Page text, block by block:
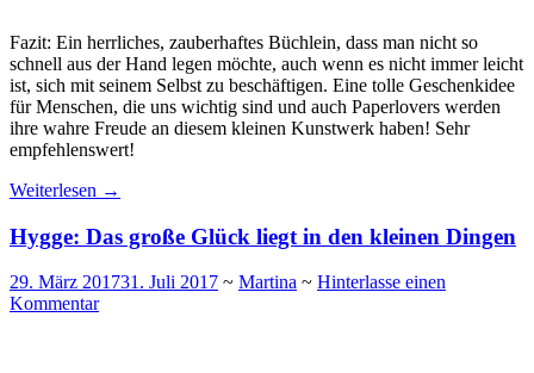
Fazit: Ein herrliches, zauberhaftes Büchlein, dass man nicht so
schnell aus der Hand legen möchte, auch wenn es nicht immer leicht
ist, sich mit seinem Selbst zu beschäftigen. Eine tolle Geschenkidee
für Menschen, die uns wichtig sind und auch Paperlovers werden
ihre wahre Freude an diesem kleinen Kunstwerk haben! Sehr
empfehlenswert!
Weiterlesen →
Hygge: Das große Glück liegt in den kleinen Dingen
29. März 201731. Juli 2017 ~ Martina ~ Hinterlasse einen
Kommentar